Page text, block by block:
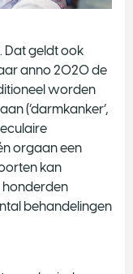
Dat geldt ook
anno 2020 de
worden
(‘darmkanker’,
orgaan een
kan
honderden
behandelingen